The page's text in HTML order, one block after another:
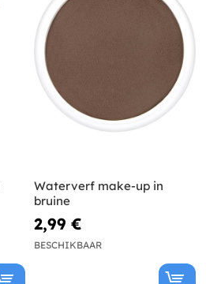
Waterverf make-up in
bruine
2,99 €
BESCHIKBAAR